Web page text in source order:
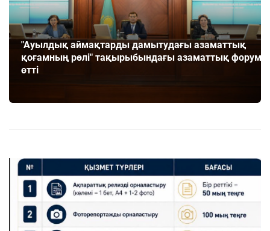
"Ауылдық аймақтарды дамытудағы азаматтық
қоғамның рөлі" тақырыбындағы азаматтық форум
өтті